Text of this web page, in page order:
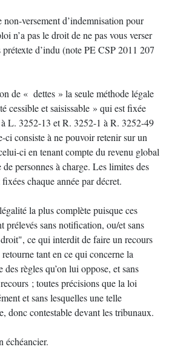
versement d’indemnisation pour
n’a pas le droit de ne pas vous verser
d’indu (note PE CSP 2011 207
de « dettes » la seule méthode légale
cessible et saisissable » qui est fixée
L. 3252-13 et R. 3252-1 à R. 3252-49
consiste à ne pouvoir retenir sur un
ci en tenant compte du revenu global
personnes à charge. Les limites des
chaque année par décret.
la plus complète puisque ces
prélevés sans notification, ou/et sans
ce qui interdit de faire un recours
tant en ce qui concerne la
règles qu’on lui oppose, et sans
; toutes précisions que la loi
et sans lesquelles une telle
donc contestable devant les tribunaux.
échéancier.